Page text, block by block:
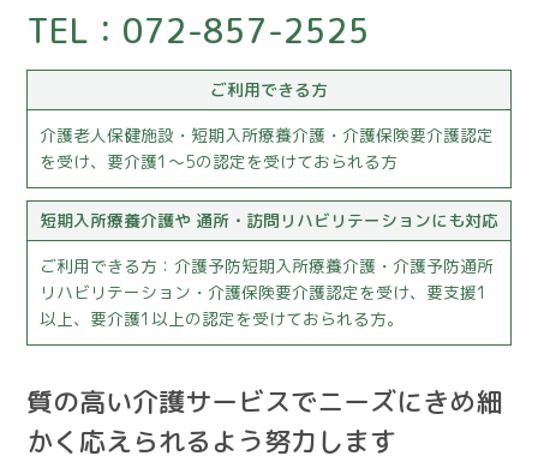
TEL：072-857-2525
ご利用できる方
介護老人保健施設・短期入所療養介護・介護保険要介護認定
を受け、要介護1～5の認定を受けておられる方
短期入所療養介護や 通所・訪問リハビリテーションにも対応
ご利用できる方：介護予防短期入所療養介護・介護予防通所
リハビリテーション・介護保険要介護認定を受け、要支援1
以上、要介護1以上の認定を受けておられる方。
質の高い介護サービスでニーズにきめ細
かく応えられるよう努力します